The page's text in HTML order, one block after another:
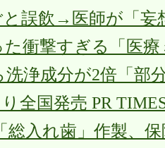
誤飲→医師が「
衝撃すぎる「医
浄成分が2倍「部
全国発売 PR
総入れ歯」作製、